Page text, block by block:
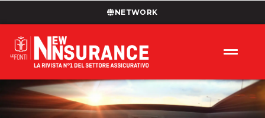
NETWORK